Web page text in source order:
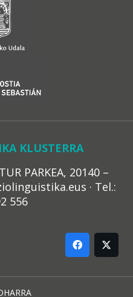
KLUSTERRA
PARKEA, 20140 –
· Tel.:
556